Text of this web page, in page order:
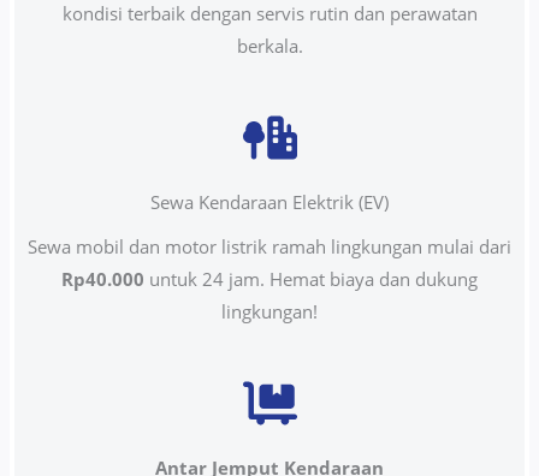
kondisi terbaik dengan servis rutin dan perawatan
berkala.
Sewa Kendaraan Elektrik (EV)
Sewa mobil dan motor listrik ramah lingkungan mulai dari
Rp40.000 untuk 24 jam. Hemat biaya dan dukung
lingkungan!
Antar Jemput Kendaraan